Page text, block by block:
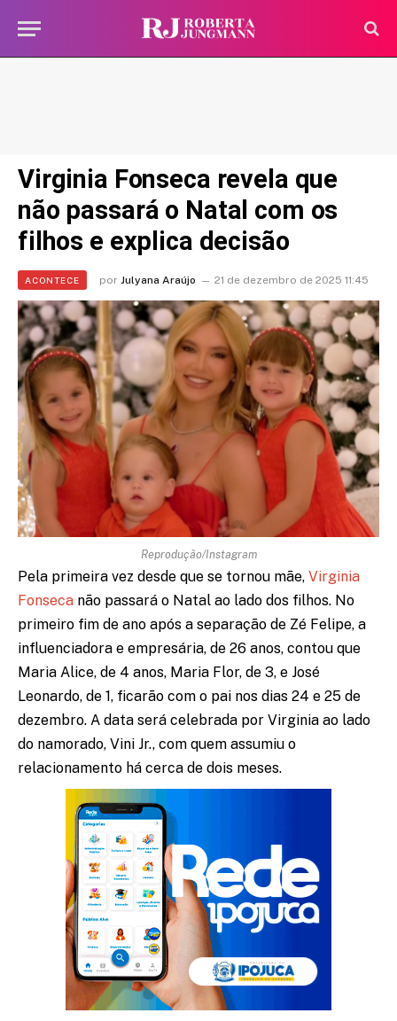
Virginia Fonseca revela que
não passará o Natal com os
filhos e explica decisão
ACONTECE por Julyana Araújo 21 de dezembro de 2025 11:45
Reprodução/Instagram
Pela primeira vez desde que se tornou mãe, Virginia
Fonseca não passará o Natal ao lado dos filhos. No
primeiro fim de ano após a separação de Zé Felipe, a
influenciadora e empresária, de 26 anos, contou que
Maria Alice, de 4 anos, Maria Flor, de 3, e José
Leonardo, de 1, ficarão com o pai nos dias 24 e 25 de
dezembro. A data será celebrada por Virginia ao lado
do namorado, Vini Jr., com quem assumiu o
relacionamento há cerca de dois meses.